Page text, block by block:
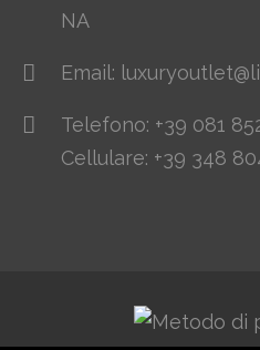
NA
Email:
Telefono: +39 081
Cellulare: +39 348